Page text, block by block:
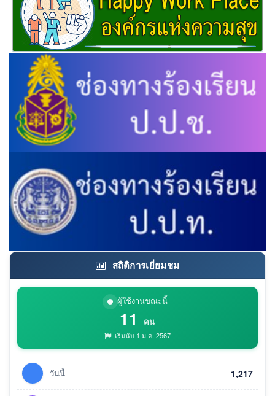
สถิติการเยี่ยมชม
ผู้ใช้งานขณะนี้
11 คน
เริ่มนับ 1 ม.ค. 2567
วันนี้ 1,217